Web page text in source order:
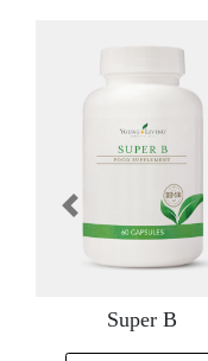
Super B
Vorige